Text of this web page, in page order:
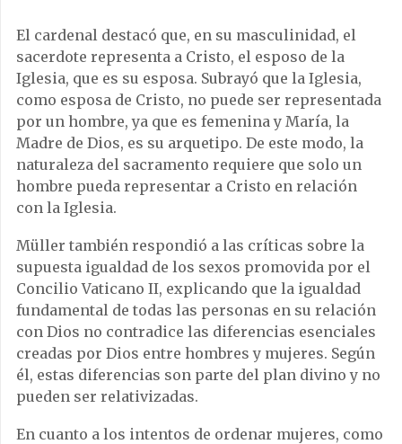
El cardenal destacó que, en su masculinidad, el
sacerdote representa a Cristo, el esposo de la
Iglesia, que es su esposa. Subrayó que la Iglesia,
como esposa de Cristo, no puede ser representada
por un hombre, ya que es femenina y María, la
Madre de Dios, es su arquetipo. De este modo, la
naturaleza del sacramento requiere que solo un
hombre pueda representar a Cristo en relación
con la Iglesia.
Müller también respondió a las críticas sobre la
supuesta igualdad de los sexos promovida por el
Concilio Vaticano II, explicando que la igualdad
fundamental de todas las personas en su relación
con Dios no contradice las diferencias esenciales
creadas por Dios entre hombres y mujeres. Según
él, estas diferencias son parte del plan divino y no
pueden ser relativizadas.
En cuanto a los intentos de ordenar mujeres, como